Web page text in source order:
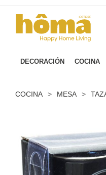
DECORACIÓN COCINA
COCINA > MESA >